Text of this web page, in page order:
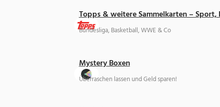
Topps & weitere Sammelkarten –
Bundesliga, Basketball, WWE & Co
Mystery Boxen
Überraschen lassen und Geld sparen!